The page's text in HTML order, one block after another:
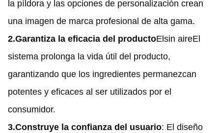
la píldora y las opciones de personalización crean
una imagen de marca profesional de alta gama.
2.Garantiza la eficacia del productoEl sin aireEl
sistema prolonga la vida útil del producto,
garantizando que los ingredientes permanezcan
potentes y eficaces al ser utilizados por el
consumidor.
3.Construye la confianza del usuario: El diseño